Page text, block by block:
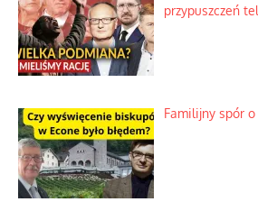
przypuszczeń
Familijny spór